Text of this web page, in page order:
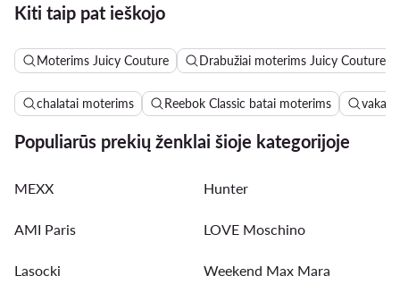
Kiti taip pat ieškojo
Moterims Juicy Couture Drabužiai moterims Juicy Couture
chalatai moterims Reebok Classic batai moterims
Populiarūs prekių ženklai šioje kategorijoje
MEXX Hunter
AMI Paris LOVE Moschino
Lasocki Weekend Max Mara